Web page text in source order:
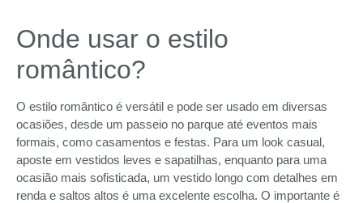
Onde usar o estilo
romântico?
O estilo romântico é versátil e pode ser usado em diversas
ocasiões, desde um passeio no parque até eventos mais
formais, como casamentos e festas. Para um look casual,
aposte em vestidos leves e sapatilhas, enquanto para uma
ocasião mais sofisticada, um vestido longo com detalhes em
renda e saltos altos é uma excelente escolha. O importante é